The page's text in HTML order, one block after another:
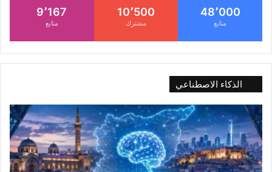
48٬000
متابع
10٬500
مشترك
9٬167
متابع
الذكاء الاصطناعي